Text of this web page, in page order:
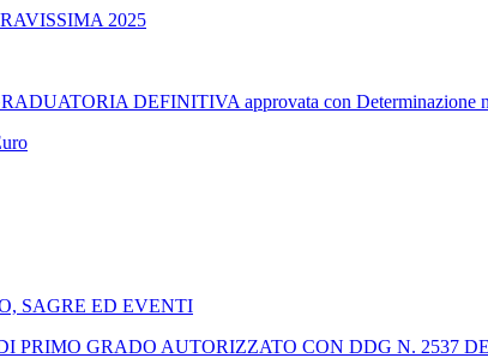
2025
DEFINITIVA approvata con Determinazione
SAGRE ED EVENTI
GRADO AUTORIZZATO CON DDG N. 2537